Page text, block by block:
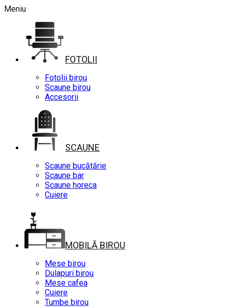
Meniu
FOTOLII
Fotolii birou
Scaune birou
Accesorii
SCAUNE
Scaune bucătărie
Scaune bar
Scaune horeca
Cuiere
MOBILĂ BIROU
Mese birou
Dulapuri birou
Mese cafea
Cuiere
Tumbe birou